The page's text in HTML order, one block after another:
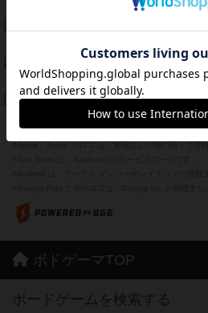
Bitter End ブタペスト救出作戦
紹介文なし 1件の投稿
ドコジャン
紹介文あり 10件の投稿
ボドゲーマTOP
ボードゲームを検索する